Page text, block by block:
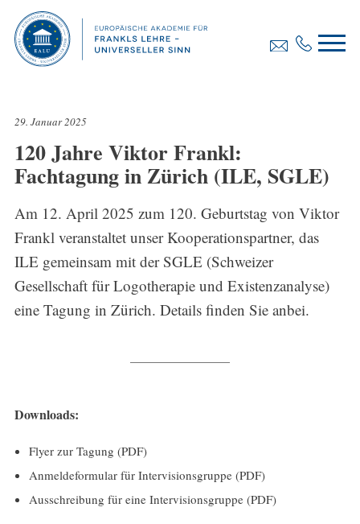
29. Januar 2025
120 Jahre Viktor Frankl:
Fachtagung in Zürich (ILE, SGLE)
Am 12. April 2025 zum 120. Geburtstag von Viktor
Frankl veranstaltet unser Kooperationspartner, das
ILE gemeinsam mit der SGLE (Schweizer
Gesellschaft für Logotherapie und Existenzanalyse)
eine Tagung in Zürich. Details finden Sie anbei.
Downloads:
Flyer zur Tagung (PDF)
Anmeldeformular für Intervisionsgruppe (PDF)
Ausschreibung für eine Intervisionsgruppe (PDF)